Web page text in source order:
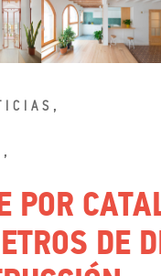
,
,
POR
DE